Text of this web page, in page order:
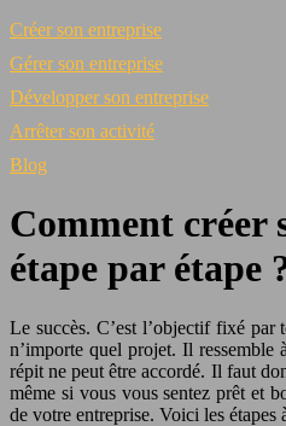
Créer son entreprise
Gérer son entreprise
Développer son entreprise
Arrêter son activité
Blog
Comment créer
étape par étape
Le succès. C’est l’objectif fixé par toute personne qui se lance dans
n’importe quel projet. Il ressemble
répit ne peut être accordé. Il faut
même si vous vous sentez prêt et
de votre entreprise. Voici les étapes